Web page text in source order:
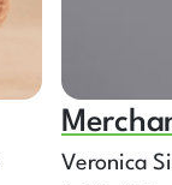
Veronica